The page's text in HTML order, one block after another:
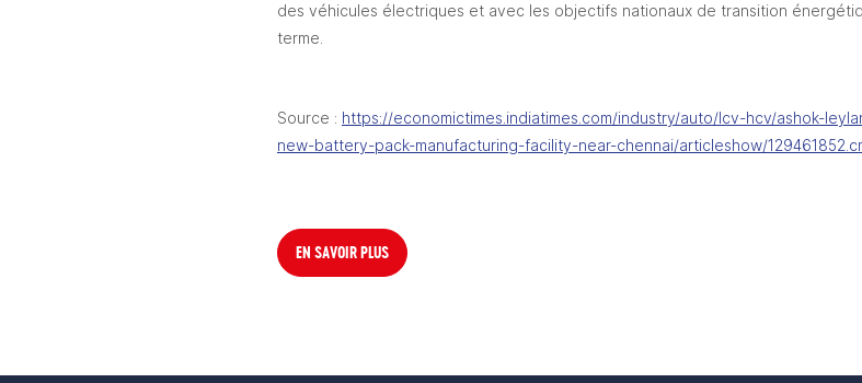
des véhicules électriques et avec les objectifs nationaux de transition
terme.
Source : https://economictimes.indiatimes.com/industry/auto/lcv-hcv/ashok-
new-battery-pack-manufacturing-facility-near-chennai/articleshow/
EN SAVOIR PLUS